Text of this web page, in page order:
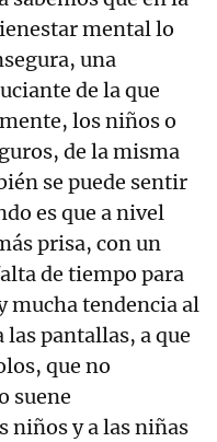
mental lo
una
de la que
los niños o
de la misma
se puede sentir
es que a nivel
prisa, con un
de tiempo para
mucha tendencia al
pantallas, a que
que no
suene
niños y a las niñas